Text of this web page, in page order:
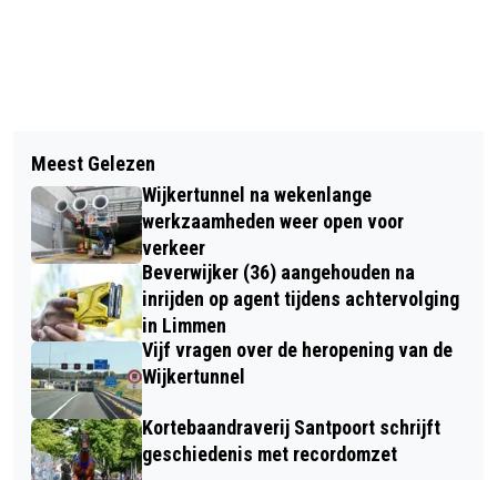
TELSTAR MOET TEGEN FC VOLENDAM
GENOEGEN NEMEN MET GELIJKSPEL
BELEEF HIER OPNIEUW DE ZATERDAG
VAN SAIL 2025 AMSTERDAM MET
FOTO'S, FILM ÉN MET MUZIEK!
Meest Gelezen
Wijkertunnel na wekenlange
werkzaamheden weer open voor
verkeer
Beverwijker (36) aangehouden na
inrijden op agent tijdens achtervolging
in Limmen
Vijf vragen over de heropening van de
Wijkertunnel
Kortebaandraverij Santpoort schrijft
geschiedenis met recordomzet